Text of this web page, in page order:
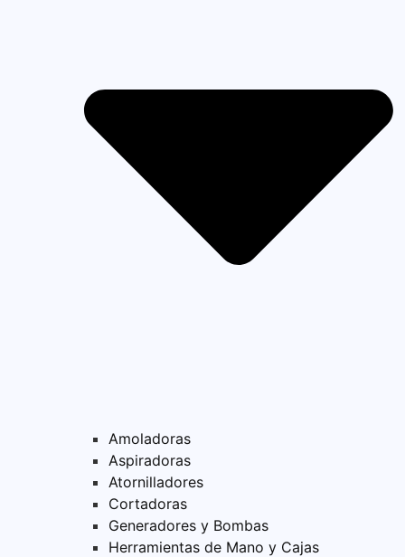
Amoladoras
Aspiradoras
Atornilladores
Cortadoras
Generadores y Bombas
Herramientas de Mano y Cajas